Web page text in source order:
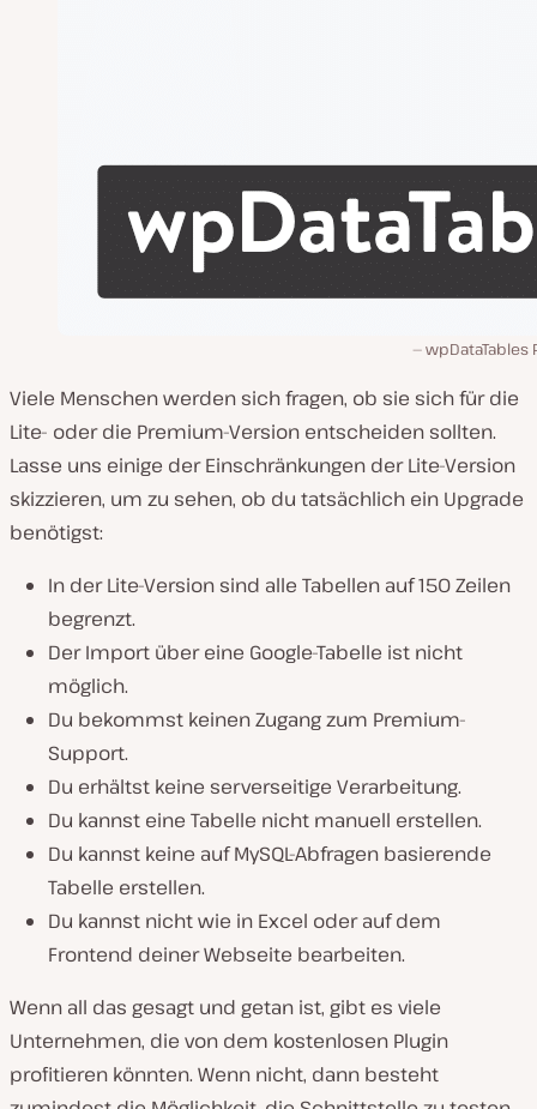
wpDataTables
Viele Menschen werden sich fragen, ob sie sich für die
Lite- oder die Premium-Version entscheiden sollten.
Lasse uns einige der Einschränkungen der Lite-Version
skizzieren, um zu sehen, ob du tatsächlich ein Upgrade
benötigst:
In der Lite-Version sind alle Tabellen auf 150 Zeilen
begrenzt.
Der Import über eine Google-Tabelle ist nicht
möglich.
Du bekommst keinen Zugang zum Premium-
Support.
Du erhältst keine serverseitige Verarbeitung.
Du kannst eine Tabelle nicht manuell erstellen.
Du kannst keine auf MySQL-Abfragen basierende
Tabelle erstellen.
Du kannst nicht wie in Excel oder auf dem
Frontend deiner Webseite bearbeiten.
Wenn all das gesagt und getan ist, gibt es viele
Unternehmen, die von dem kostenlosen Plugin
profitieren könnten. Wenn nicht, dann besteht